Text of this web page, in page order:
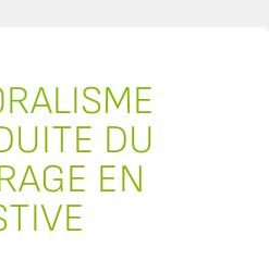
DU
EN